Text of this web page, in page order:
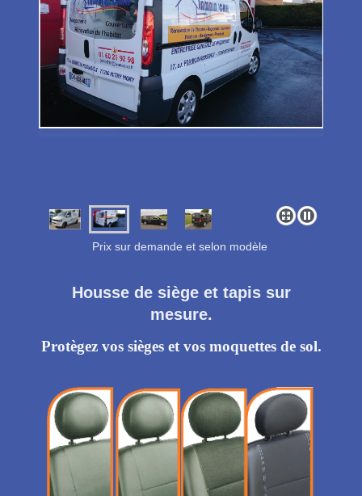
Prix sur demande et selon modèle
Housse de siège et tapis sur
mesure.
Protègez vos sièges et vos moquettes de sol.